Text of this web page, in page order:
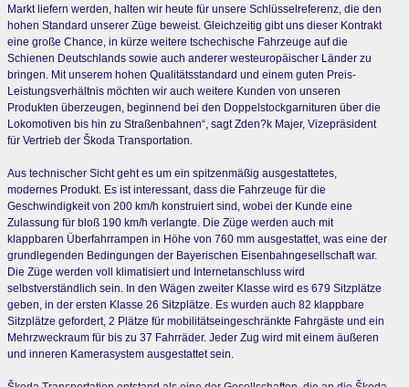
Markt liefern werden, halten wir heute für unsere Schlüsselreferenz, die den
hohen Standard unserer Züge beweist. Gleichzeitig gibt uns dieser Kontrakt
eine große Chance, in kürze weitere tschechische Fahrzeuge auf die
Schienen Deutschlands sowie auch anderer westeuropäischer Länder zu
bringen. Mit unserem hohen Qualitätsstandard und einem guten Preis-
Leistungsverhältnis möchten wir auch weitere Kunden von unseren
Produkten überzeugen, beginnend bei den Doppelstockgarnituren über die
Lokomotiven bis hin zu Straßenbahnen“, sagt Zden?k Majer, Vizepräsident
für Vertrieb der Škoda Transportation.
Aus technischer Sicht geht es um ein spitzenmäßig ausgestattetes,
modernes Produkt. Es ist interessant, dass die Fahrzeuge für die
Geschwindigkeit von 200 km/h konstruiert sind, wobei der Kunde eine
Zulassung für bloß 190 km/h verlangte. Die Züge werden auch mit
klappbaren Überfahrrampen in Höhe von 760 mm ausgestattet, was eine der
grundlegenden Bedingungen der Bayerischen Eisenbahngesellschaft war.
Die Züge werden voll klimatisiert und Internetanschluss wird
selbstverständlich sein. In den Wägen zweiter Klasse wird es 679 Sitzplätze
geben, in der ersten Klasse 26 Sitzplätze. Es wurden auch 82 klappbare
Sitzplätze gefordert, 2 Plätze für mobilitätseingeschränkte Fahrgäste und ein
Mehrzweckraum für bis zu 37 Fahrräder. Jeder Zug wird mit einem äußeren
und inneren Kamerasystem ausgestattet sein.